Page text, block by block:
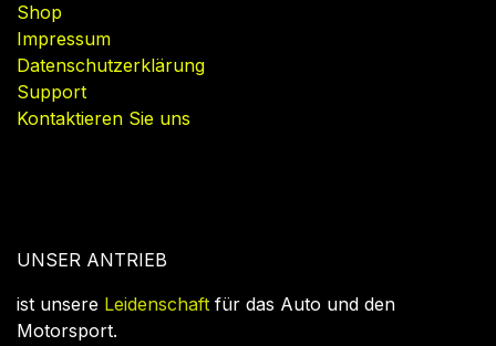
Shop
Impressum
Datenschutzerklärung
Support
Kontaktieren Sie uns
UNSER ANTRIEB
ist unsere Leidenschaft für das Auto und den
Motorsport.